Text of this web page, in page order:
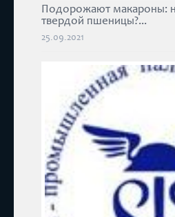
Подорожают макароны:
твердой пшеницы?...
25.09.2021